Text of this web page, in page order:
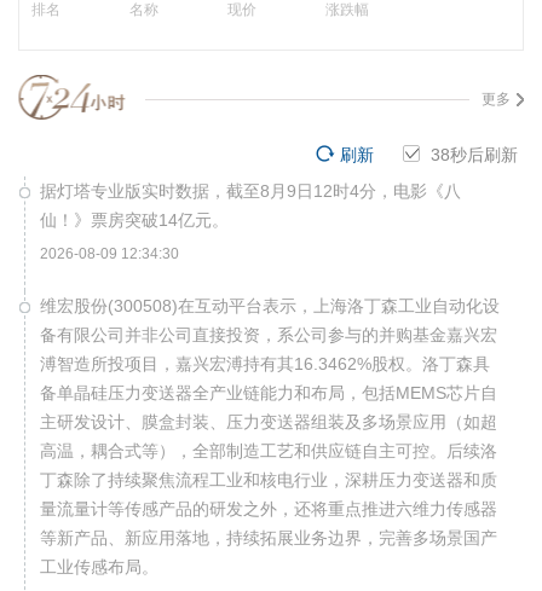
排名 名称 现价 涨跌幅
更多
38秒后刷新
刷新
据灯塔专业版实时数据，截至8月9日12时4分，电影《八
仙！》票房突破14亿元。
2026-08-09 12:34:30
维宏股份(300508)在互动平台表示，上海洛丁森工业自动化设
备有限公司并非公司直接投资，系公司参与的并购基金嘉兴宏
溥智造所投项目，嘉兴宏溥持有其16.3462%股权。洛丁森具
备单晶硅压力变送器全产业链能力和布局，包括MEMS芯片自
主研发设计、膜盒封装、压力变送器组装及多场景应用（如超
高温，耦合式等），全部制造工艺和供应链自主可控。后续洛
丁森除了持续聚焦流程工业和核电行业，深耕压力变送器和质
量流量计等传感产品的研发之外，还将重点推进六维力传感器
等新产品、新应用落地，持续拓展业务边界，完善多场景国产
工业传感布局。